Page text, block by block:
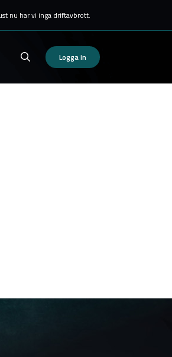
nu har vi inga driftavbrott.
Logga in